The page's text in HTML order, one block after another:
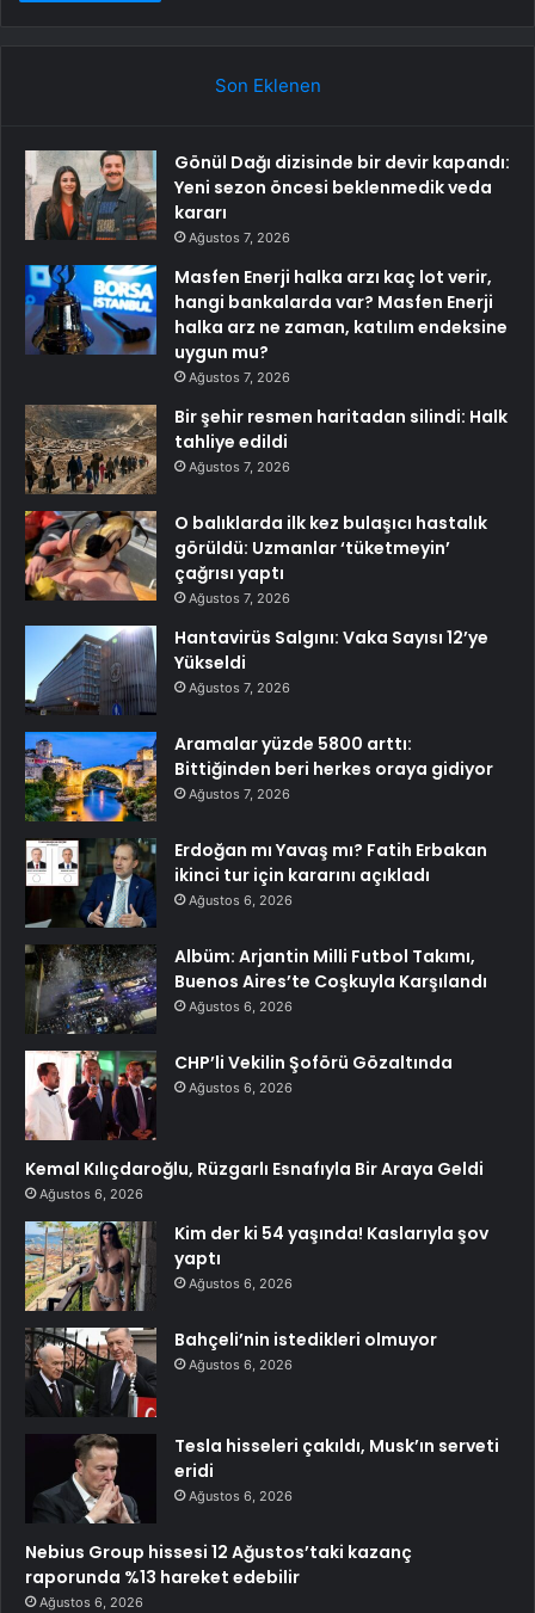
Son Eklenen
Gönül Dağı dizisinde bir devir kapandı:
Yeni sezon öncesi beklenmedik veda
kararı
Ağustos 7, 2026
Masfen Enerji halka arzı kaç lot verir,
hangi bankalarda var? Masfen Enerji
halka arz ne zaman, katılım endeksine
uygun mu?
Ağustos 7, 2026
Bir şehir resmen haritadan silindi: Halk
tahliye edildi
Ağustos 7, 2026
O balıklarda ilk kez bulaşıcı hastalık
görüldü: Uzmanlar ‘tüketmeyin’
çağrısı yaptı
Ağustos 7, 2026
Hantavirüs Salgını: Vaka Sayısı 12’ye
Yükseldi
Ağustos 7, 2026
Aramalar yüzde 5800 arttı:
Bittiğinden beri herkes oraya gidiyor
Ağustos 7, 2026
Erdoğan mı Yavaş mı? Fatih Erbakan
ikinci tur için kararını açıkladı
Ağustos 6, 2026
Albüm: Arjantin Milli Futbol Takımı,
Buenos Aires’te Coşkuyla Karşılandı
Ağustos 6, 2026
CHP’li Vekilin Şoförü Gözaltında
Ağustos 6, 2026
Kemal Kılıçdaroğlu, Rüzgarlı Esnafıyla Bir Araya Geldi
Ağustos 6, 2026
Kim der ki 54 yaşında! Kaslarıyla şov
yaptı
Ağustos 6, 2026
Bahçeli’nin istedikleri olmuyor
Ağustos 6, 2026
Tesla hisseleri çakıldı, Musk’ın serveti
eridi
Ağustos 6, 2026
Nebius Group hissesi 12 Ağustos’taki kazanç
raporunda %13 hareket edebilir
Ağustos 6, 2026